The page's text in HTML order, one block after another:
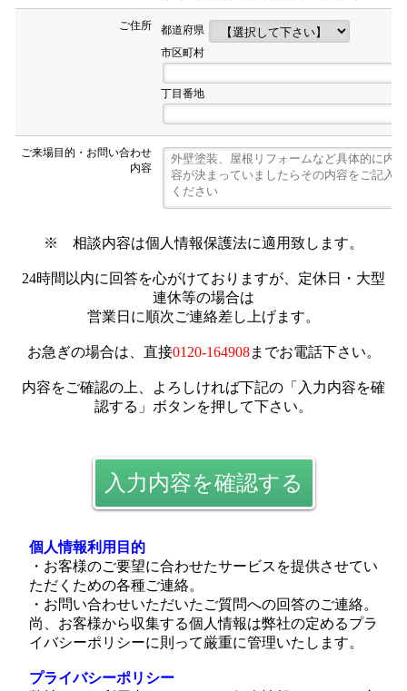
ご住所
都道府県
市区町村
丁目番地
ご来場目的・お問い合わせ
内容
※ 相談内容は個人情報保護法に適用致します。
24時間以内に回答を心がけておりますが、定休日・大型
連休等の場合は
営業日に順次ご連絡差し上げます。
お急ぎの場合は、直接0120-164908までお電話下さい。
内容をご確認の上、よろしければ下記の「入力内容を確
認する」ボタンを押して下さい。
入力内容を確認する
個人情報利用目的
・お客様のご要望に合わせたサービスを提供させてい
ただくための各種ご連絡。
・お問い合わせいただいたご質問への回答のご連絡。
尚、お客様から収集する個人情報は弊社の定めるプラ
イバシーポリシーに則って厳重に管理いたします。
プライバシーポリシー